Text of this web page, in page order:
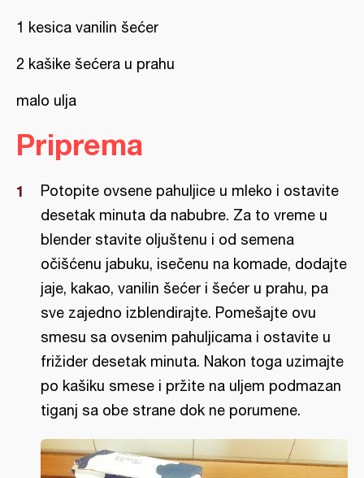
1 kesica vanilin šećer
2 kašike šećera u prahu
malo ulja
Priprema
Potopite ovsene pahuljice u mleko i ostavite
desetak minuta da nabubre. Za to vreme u
blender stavite oljuštenu i od semena
očišćenu jabuku, isečenu na komade, dodajte
jaje, kakao, vanilin šećer i šećer u prahu, pa
sve zajedno izblendirajte. Pomešajte ovu
smesu sa ovsenim pahuljicama i ostavite u
frižider desetak minuta. Nakon toga uzimajte
po kašiku smese i pržite na uljem podmazan
tiganj sa obe strane dok ne porumene.